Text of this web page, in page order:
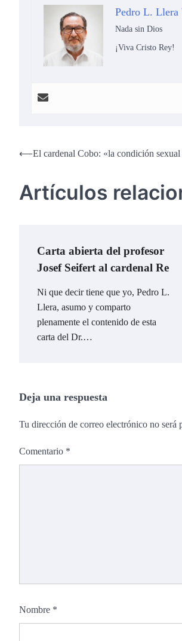
Pedro L. Llera
Nada sin Dios
¡Viva Cristo Rey!
Navegación
entradas
⟵El cardenal Cobo: «la condición
Artículos
Carta abierta del profesor
Josef Seifert al cardenal Re
Ni que decir tiene que yo, Pedro L.
Llera, asumo y comparto
plenamente el contenido de esta
carta del Dr.…
Deja una respuesta
Tu dirección de correo electrónico no será
Comentario *
Nombre *